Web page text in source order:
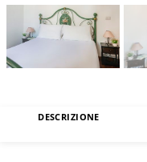
DESCRIZIONE